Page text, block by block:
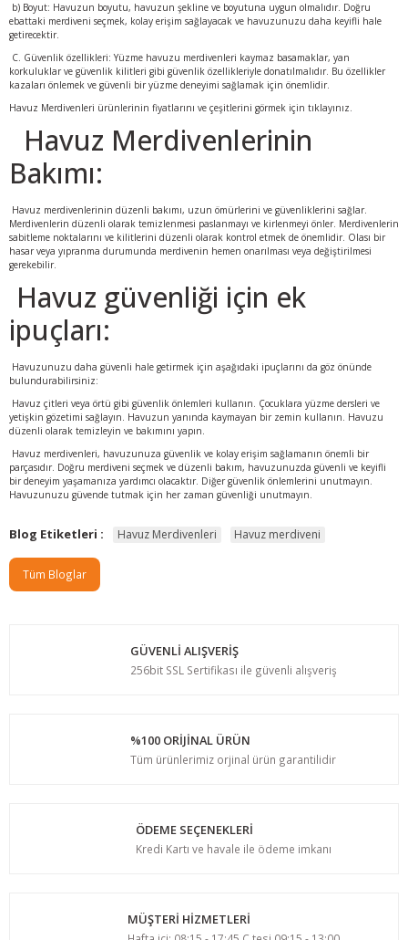
b) Boyut: Havuzun boyutu, havuzun şekline ve boyutuna uygun olmalıdır. Doğru
ebattaki merdiveni seçmek, kolay erişim sağlayacak ve havuzunuzu daha keyifli hale
getirecektir.
C. Güvenlik özellikleri: Yüzme havuzu merdivenleri kaymaz basamaklar, yan
korkuluklar ve güvenlik kilitleri gibi güvenlik özellikleriyle donatılmalıdır. Bu özellikler
kazaları önlemek ve güvenli bir yüzme deneyimi sağlamak için önemlidir.
Havuz Merdivenleri ürünlerinin fiyatlarını ve çeşitlerini görmek için tıklayınız.
Havuz Merdivenlerinin
Bakımı:
Havuz merdivenlerinin düzenli bakımı, uzun ömürlerini ve güvenliklerini sağlar.
Merdivenlerin düzenli olarak temizlenmesi paslanmayı ve kirlenmeyi önler. Merdivenlerin
sabitleme noktalarını ve kilitlerini düzenli olarak kontrol etmek de önemlidir. Olası bir
hasar veya yıpranma durumunda merdivenin hemen onarılması veya değiştirilmesi
gerekebilir.
Havuz güvenliği için ek
ipuçları:
Havuzunuzu daha güvenli hale getirmek için aşağıdaki ipuçlarını da göz önünde
bulundurabilirsiniz:
Havuz çitleri veya örtü gibi güvenlik önlemleri kullanın. Çocuklara yüzme dersleri ve
yetişkin gözetimi sağlayın. Havuzun yanında kaymayan bir zemin kullanın. Havuzu
düzenli olarak temizleyin ve bakımını yapın.
Havuz merdivenleri, havuzunuza güvenlik ve kolay erişim sağlamanın önemli bir
parçasıdır. Doğru merdiveni seçmek ve düzenli bakım, havuzunuzda güvenli ve keyifli
bir deneyim yaşamanıza yardımcı olacaktır. Diğer güvenlik önlemlerini unutmayın.
Havuzunuzu güvende tutmak için her zaman güvenliği unutmayın.
Blog Etiketleri : Havuz Merdivenleri Havuz merdiveni
Tüm Bloglar
GÜVENLİ ALIŞVERİŞ
256bit SSL Sertifikası ile güvenli alışveriş
%100 ORİJİNAL ÜRÜN
Tüm ürünlerimiz orjinal ürün garantilidir
ÖDEME SEÇENEKLERİ
Kredi Kartı ve havale ile ödeme imkanı
MÜŞTERİ HİZMETLERİ